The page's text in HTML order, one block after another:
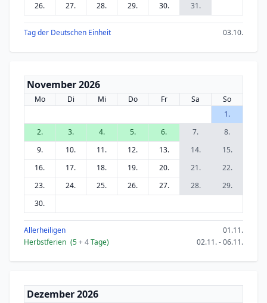
26.
27. 28. 29. 30. 31.
Tag der Deutschen Einheit 03.10.
November 2026
Mo Di Mi Do Fr Sa
So
1.
2.
3. 4. 5. 6. 7.
8.
9.
10. 11. 12. 13. 14.
15.
16.
17. 18. 19. 20. 21.
22.
23.
24. 25. 26. 27. 28.
29.
30.
Allerheiligen
01.11.
Herbstferien (5+ 4Tage) 02.11. - 06.11.
Dezember 2026